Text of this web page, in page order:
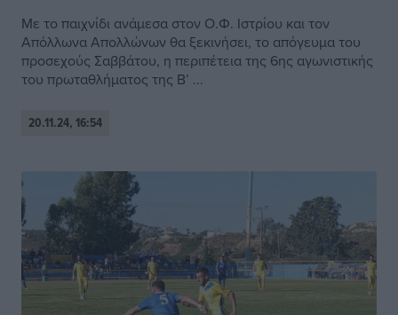
Με το παιχνίδι ανάμεσα στον Ο.Φ. Ιστρίου και τον
Απόλλωνα Απολλώνων θα ξεκινήσει, το απόγευμα του
προσεχούς Σαββάτου, η περιπέτεια της 6ης αγωνιστικής
του πρωταθλήματος της Β’ ...
20.11.24, 16:54